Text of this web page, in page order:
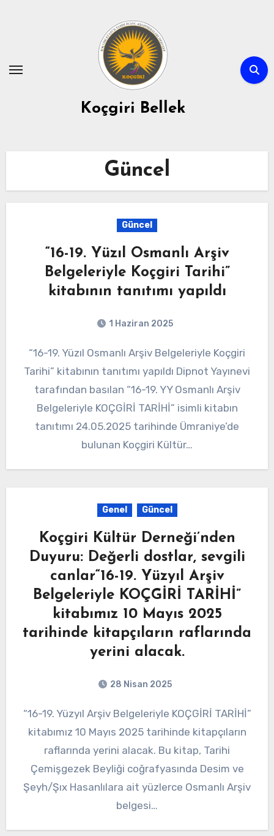
Koçgiri Bellek
Güncel
Güncel
“16-19. Yüzıl Osmanlı Arşiv
Belgeleriyle Koçgiri Tarihi”
kitabının tanıtımı yapıldı
1 Haziran 2025
“16-19. Yüzıl Osmanlı Arşiv Belgeleriyle Koçgiri
Tarihi” kitabının tanıtımı yapıldı Dipnot Yayınevi
tarafından basılan “16-19. YY Osmanlı Arşiv
Belgeleriyle KOÇGİRİ TARİHİ” isimli kitabın
tanıtımı 24.05.2025 tarihinde Ümraniye’de
bulunan Koçgiri Kültür…
Genel Güncel
Koçgiri Kültür Derneği’nden
Duyuru: Değerli dostlar, sevgili
canlar“16-19. Yüzyıl Arşiv
Belgeleriyle KOÇGİRİ TARİHİ”
kitabımız 10 Mayıs 2025
tarihinde kitapçıların raflarında
yerini alacak.
28 Nisan 2025
“16-19. Yüzyıl Arşiv Belgeleriyle KOÇGİRİ TARİHİ”
kitabımız 10 Mayıs 2025 tarihinde kitapçıların
raflarında yerini alacak. Bu kitap, Tarihi
Çemişgezek Beyliği coğrafyasında Desim ve
Şeyh/Şıx Hasanlılara ait yüzlerce Osmanlı Arşiv
belgesi…